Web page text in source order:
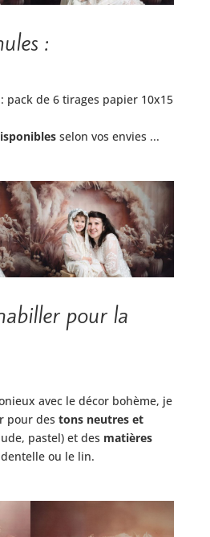
:
pack de 6 tirages papier 10x15
selon vos envies ...
pour la
avec le décor bohème, je
pour des tons neutres et
pastel) et des matières
ou le lin.